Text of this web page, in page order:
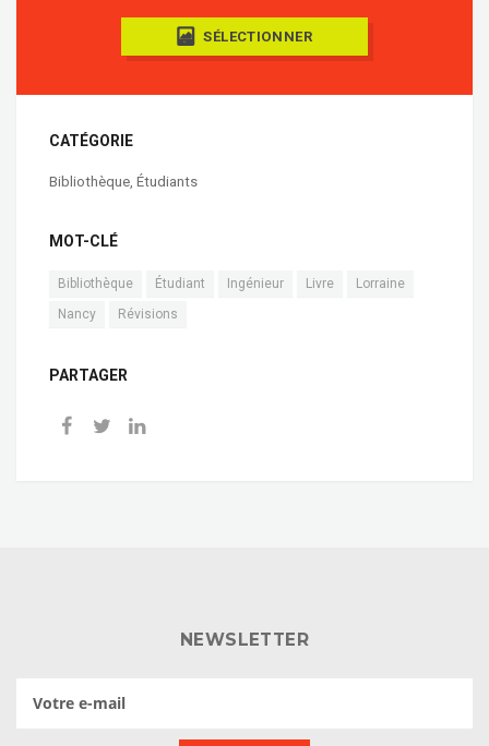
SÉLECTIONNER
CATÉGORIE
Bibliothèque, Étudiants
MOT-CLÉ
Bibliothèque Étudiant Ingénieur Livre
Lorraine
Nancy
Révisions
PARTAGER
NEWSLETTER